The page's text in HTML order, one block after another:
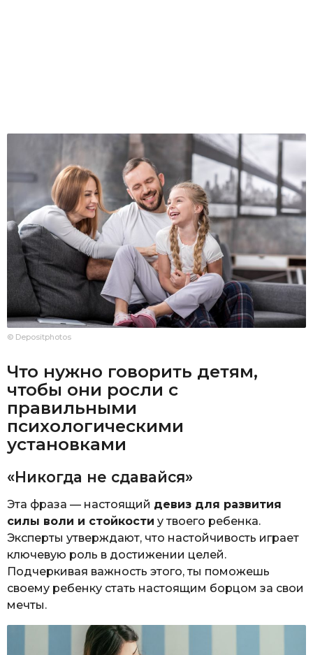
© Depositphotos
Что нужно говорить детям,
чтобы они росли с
правильными
психологическими
установками
«Никогда не сдавайся»
Эта фраза — настоящий девиз для развития
силы воли и стойкости у твоего ребенка.
Эксперты утверждают, что настойчивость играет
ключевую роль в достижении целей.
Подчеркивая важность этого, ты поможешь
своему ребенку стать настоящим борцом за свои
мечты.